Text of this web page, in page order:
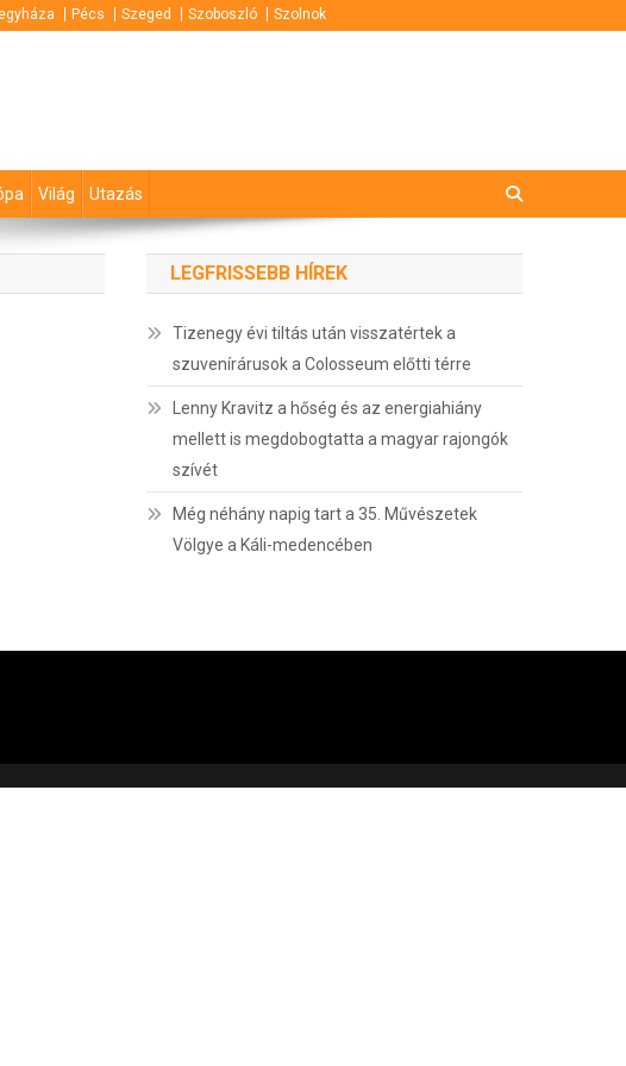
Pécs Szeged Szoboszló Szolnok
Világ Utazás
LEGFRISSEBB HÍREK
Tizenegy évi tiltás után visszatértek a
szuvenírárusok a Colosseum előtti térre
Lenny Kravitz a hőség és az energiahiány
mellett is megdobogtatta a magyar rajongók
szívét
Még néhány napig tart a 35. Művészetek
Völgye a Káli-medencében